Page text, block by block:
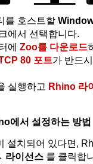
를 호스트할
에서 선택합니다.
에 Zoo를 다운로드
80 포트가 반드
실행하고 Rhino 라
에서 설정하는 방법
설치되어 있다면,
이선스 를 클릭합